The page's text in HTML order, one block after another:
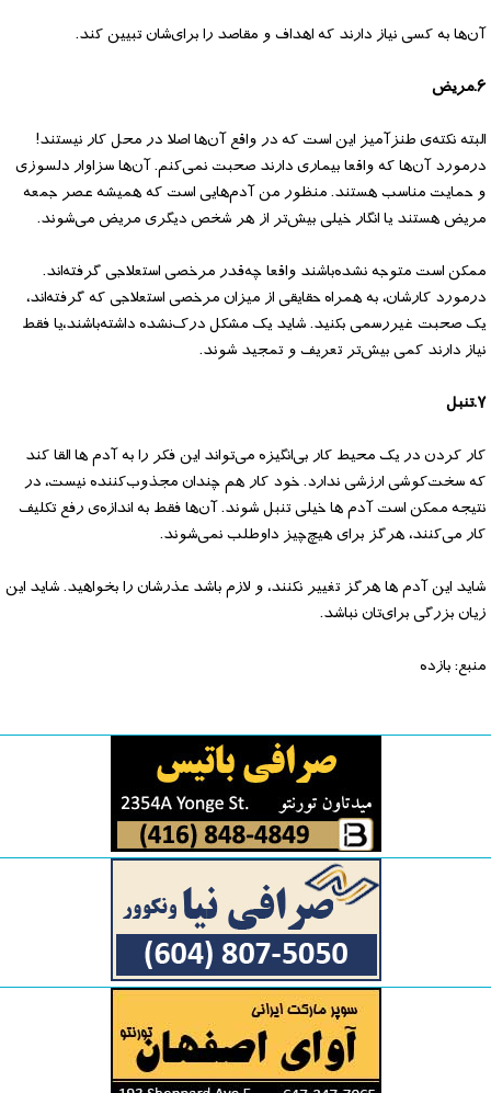
آن‌ها به کسی نیاز دارند که اهداف و مقاصد را برای‌شان تبیین کند.
۶.مریض
البته نکته‌ی طنز‌آمیز این است که در واقع آن‌ها اصلا در محل کار نیستند!
درمورد آن‌ها که واقعا بیماری دارند صحبت نمی‌کنم. آن‌ها سزاوار دلسوزی
و حمایت مناسب هستند. منظور من آدم‌هایی است که همیشه عصر جمعه
مریض هستند یا انگار خیلی بیش‌تر از هر شخص دیگری مریض می‌شوند.
ممکن است متوجه نشده‌باشند واقعا چه‌قدر مرخصی استعلاجی گرفته‌اند.
درمورد کارشان، به همراه حقایقی از میزان مرخصی استعلاجی که گرفته‌اند،
یک صحبت غیررسمی بکنید. شاید یک مشکل درک‌نشده داشته‌باشند،‌یا فقط
نیاز دارند کمی بیش‌تر تعریف و تمجید شوند.
۷.تنبل
کار کردن در یک محیط کار بی‌انگیزه می‌تواند این فکر را به آدم ها القا کند
که سخت‌کوشی ارزشی ندارد. خود کار هم چندان مجذوب‌کننده نیست، در
نتیجه ممکن است آدم ها خیلی تنبل شوند. آن‌ها فقط به اندازه‌ی رفع تکلیف
کار می‌کنند، هرگز برای هیچ‌چیز داوطلب نمی‌شوند.
شاید این آدم ها هرگز تغییر نکنند، و لازم باشد عذرشان را بخواهید. شاید این
زیان بزرگی برای‌تان نباشد.
منبع: بازده